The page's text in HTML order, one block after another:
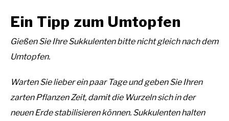
Ein Tipp zum Umtopfen
Gießen Sie Ihre Sukkulenten bitte nicht gleich nach dem
Umtopfen.
Warten Sie lieber ein paar Tage und geben Sie Ihren
zarten Pflanzen Zeit, damit die Wurzeln sich in der
neuen Erde stabilisieren können. Sukkulenten halten